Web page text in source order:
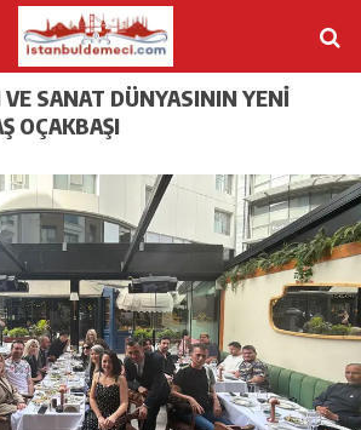
SANAT DÜNYASININ YENI
OÇAKBAŞI